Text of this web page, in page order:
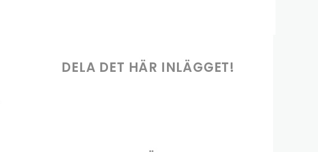
DELA DET HÄR INLÄGGET!